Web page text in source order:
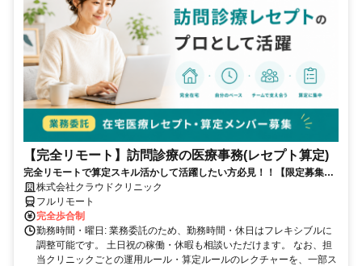
【完全リモート】訪問診療の医療事務(レセプト算定)
完全リモートで算定スキル活かして活躍したい方必見！！【限定募集】
完全リモート｜在宅医療レセプト算定（成果報酬型／業務委託）
株式会社クラウドクリニック
フルリモート
完全歩合制
勤務時間・曜日: 業務委託のため、勤務時間・休日はフレキシブルに
調整可能です。 土日祝の稼働・休暇も相談いただけます。 なお、担
当クリニックごとの運用ルール・算定ルールのレクチャーを、一部ス